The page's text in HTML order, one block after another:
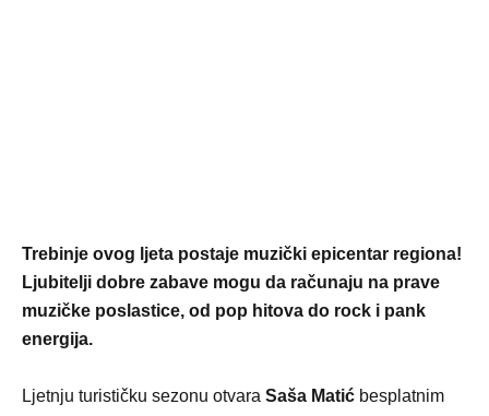
Trebinje ovog ljeta postaje muzički epicentar regiona!
Ljubitelji dobre zabave mogu da računaju na prave
muzičke poslastice, od pop hitova do rock i pank
energija.
Ljetnju turističku sezonu otvara Saša Matić besplatnim